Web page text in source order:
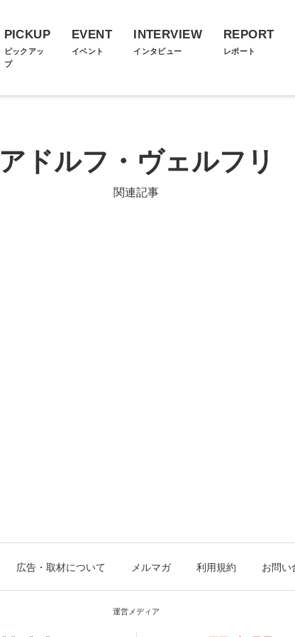
PICKUP
ピックアッ
プ
EVENT
イベント
INTERVIEW
インタビュー
REPORT
レポート
アドルフ・ヴェルフリ
関連記事
広告・取材について メルマガ 利用規約 お問い
運営メディア